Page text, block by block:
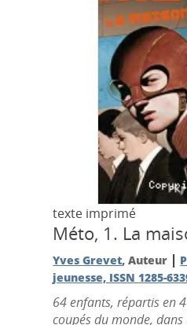
texte imprimé
Méto, 1. La
Yves Grevet, Auteur |
jeunesse, ISSN 1285-
64 enfants, répartis en
coupés du monde,